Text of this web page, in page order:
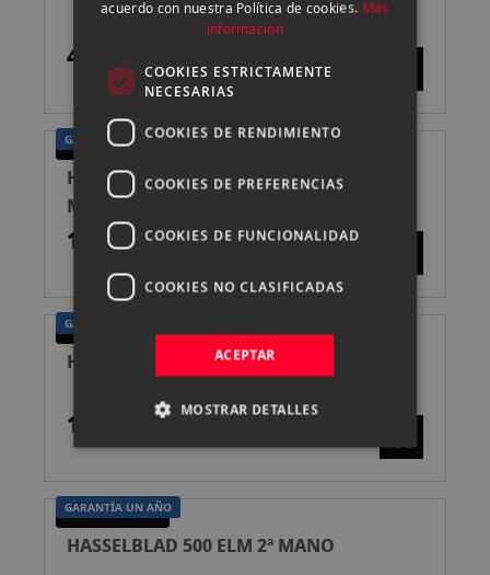
4.800,00 €
GARANTÍA UN AÑO
SEGUNDA MANO
HASSELBLAD 555 ELD CROMADA 2ª
MANO
1.350,00 €
GARANTÍA UN AÑO
SEGUNDA MANO
HASSELBLAD 555 ELD NEGRA 2ª MANO
1.350,00 €
GARANTÍA UN AÑO
SEGUNDA MANO
HASSELBLAD 500 ELM 2ª MANO
acuerdo con nuestra Política de cookies. Más
información
COOKIES ESTRICTAMENTE
NECESARIAS
COOKIES DE RENDIMIENTO
COOKIES DE PREFERENCIAS
COOKIES DE FUNCIONALIDAD
COOKIES NO CLASIFICADAS
ACEPTAR
MOSTRAR DETALLES